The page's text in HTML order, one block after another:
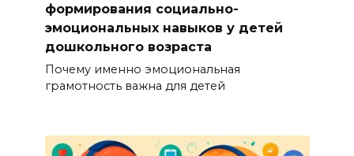
формирования социально-
эмоциональных навыков у детей
дошкольного возраста
Почему именно эмоциональная
грамотность важна для детей